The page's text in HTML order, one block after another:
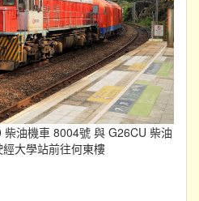
油機車 8004號 與 G26CU 柴油
大學站前往何東樓